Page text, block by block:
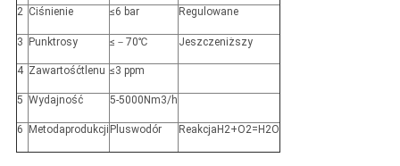
2 Ciśnienie ≤6 bar Regulowane
3 Punktrosy ≤－70℃ Jeszczeniższy
4 Zawartośćtlenu ≤3 ppm
5 Wydajność 5-5000Nm3/h
6 Metodaprodukcji Pluswodór ReakcjaH2+O2=H2O